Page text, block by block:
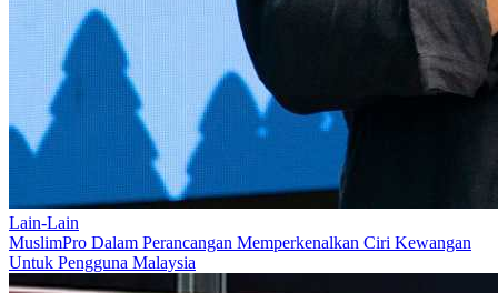
Lain-Lain
MuslimPro Dalam Perancangan Memperkenalkan Ciri Kewangan
Untuk Pengguna Malaysia